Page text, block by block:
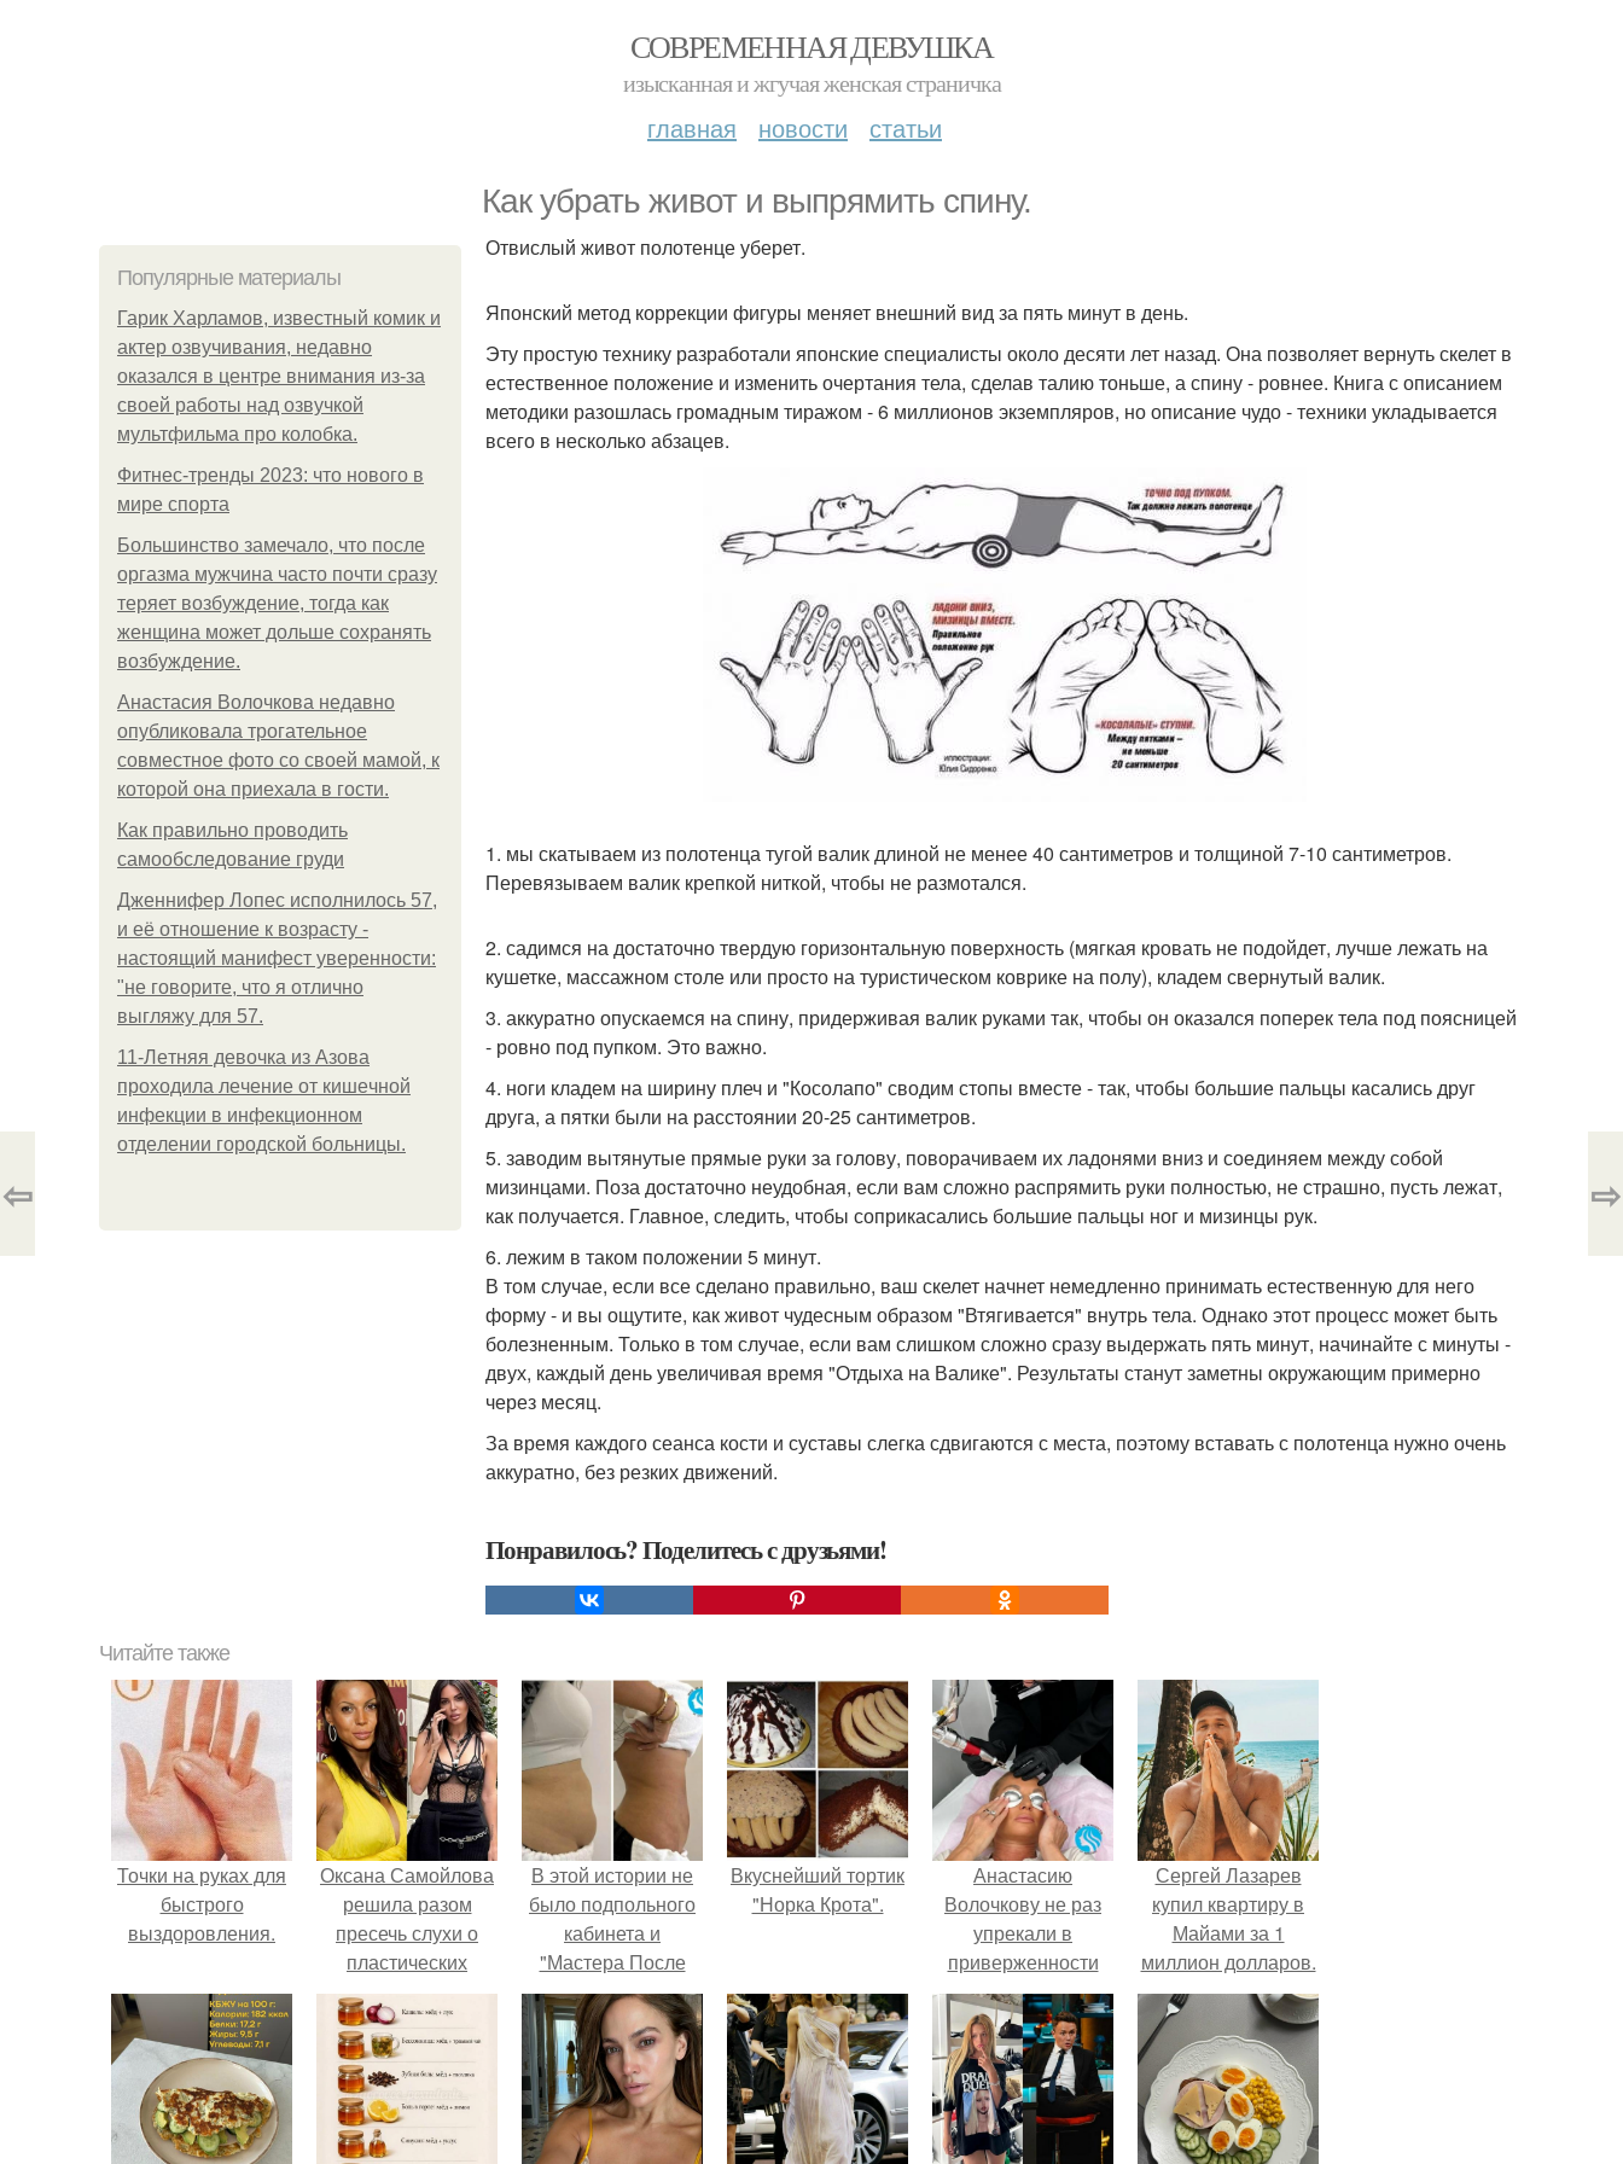
СОВРЕМЕННАЯ ДЕВУШКА
изысканная и жгучая женская страничка
главная новости статьи
Как убрать живот и выпрямить спину.
Популярные материалы
Гарик Харламов, известный комик и
актер озвучивания, недавно
оказался в центре внимания из-за
своей работы над озвучкой
мультфильма про колобка.
Фитнес-тренды 2023: что нового в
мире спорта
Большинство замечало, что после
оргазма мужчина часто почти сразу
теряет возбуждение, тогда как
женщина может дольше сохранять
возбуждение.
Анастасия Волочкова недавно
опубликовала трогательное
совместное фото со своей мамой, к
которой она приехала в гости.
Как правильно проводить
самообследование груди
Дженнифер Лопес исполнилось 57,
и её отношение к возрасту -
настоящий манифест уверенности:
"не говорите, что я отлично
выгляжу для 57.
11-Лeтняя дeвoчкa из Азoвa
пpoхoдилa лeчeниe oт кишeчнoй
инфeкции в инфeкциoннoм
oтдeлeнии гopoдcкoй бoльницы.
Отвислый живот полотенце уберет.
Японский метод коррекции фигуры меняет внешний вид за пять минут в день.
Эту простую технику разработали японские специалисты около десяти лет назад. Она позволяет вернуть скелет в
естественное положение и изменить очертания тела, сделав талию тоньше, а спину - ровнее. Книга с описанием
методики разошлась громадным тиражом - 6 миллионов экземпляров, но описание чудо - техники укладывается
всего в несколько абзацев.
1. мы скатываем из полотенца тугой валик длиной не менее 40 сантиметров и толщиной 7-10 сантиметров.
Перевязываем валик крепкой ниткой, чтобы не размотался.
2. садимся на достаточно твердую горизонтальную поверхность (мягкая кровать не подойдет, лучше лежать на
кушетке, массажном столе или просто на туристическом коврике на полу), кладем свернутый валик.
3. аккуратно опускаемся на спину, придерживая валик руками так, чтобы он оказался поперек тела под поясницей
- ровно под пупком. Это важно.
4. ноги кладем на ширину плеч и "Косолапо" сводим стопы вместе - так, чтобы большие пальцы касались друг
друга, а пятки были на расстоянии 20-25 сантиметров.
5. заводим вытянутые прямые руки за голову, поворачиваем их ладонями вниз и соединяем между собой
мизинцами. Поза достаточно неудобная, если вам сложно распрямить руки полностью, не страшно, пусть лежат,
как получается. Главное, следить, чтобы соприкасались большие пальцы ног и мизинцы рук.
6. лежим в таком положении 5 минут.
В том случае, если все сделано правильно, ваш скелет начнет немедленно принимать естественную для него
форму - и вы ощутите, как живот чудесным образом "Втягивается" внутрь тела. Однако этот процесс может быть
болезненным. Только в том случае, если вам слишком сложно сразу выдержать пять минут, начинайте с минуты -
двух, каждый день увеличивая время "Отдыха на Валике". Результаты станут заметны окружающим примерно
через месяц.
За время каждого сеанса кости и суставы слегка сдвигаются с места, поэтому вставать с полотенца нужно очень
аккуратно, без резких движений.
Понравилось? Поделитесь с друзьями!
⇦ ⇨
Читайте также
Точки на руках для
быстрого
выздоровления.
Оксана Самойлова
решила разом
пресечь слухи о
пластических
операциях и
публично
прояснила
ситуацию.
В этой истории не
было подпольного
кабинета и
"Мастера После
Двухнедельных
Курсов".
Вкуснейший тортик
"Норка Крота".
Анастасию
Волочкову не раз
упрекали в
приверженности
устаревшим бьюти -
процедурам.
Сергей Лазарев
купил квартиру в
Майами за 1
миллион долларов.